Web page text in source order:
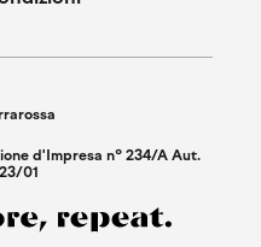
d'Impresa n° 234/A Aut.
01